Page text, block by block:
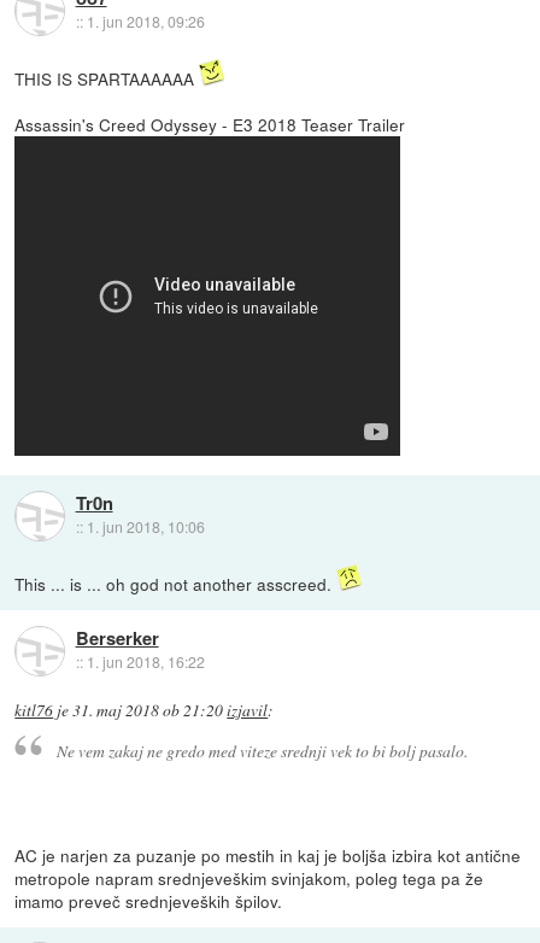
:: 1. jun 2018, 09:26
THIS IS SPARTAAAAAA
Assassin's Creed Odyssey - E3 2018 Teaser Trailer
Tr0n
:: 1. jun 2018, 10:06
This ... is ... oh god not another asscreed.
Berserker
:: 1. jun 2018, 16:22
kitl76 je31. maj 2018 ob 21:20izjavil:
Ne vem zakaj ne gredo med viteze srednji vek to bi bolj pasalo.
AC je narjen za puzanje po mestih in kaj je boljša izbira kot antične
metropole napram srednjeveškim svinjakom, poleg tega pa že
imamo preveč srednjeveških špilov.